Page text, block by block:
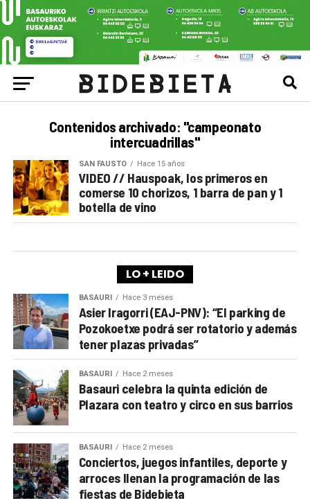
Contenidos archivado: "campeonato
intercuadrillas"
SAN FAUSTO Hace 15 años
VIDEO // Hauspoak, los primeros en
comerse 10 chorizos, 1 barra de pan y 1
botella de vino
LO + LEIDO
BASAURI Hace 3 meses
Asier Iragorri (EAJ-PNV): “El parking de
Pozokoetxe podrá ser rotatorio y además
tener plazas privadas”
BASAURI Hace 2 meses
Basauri celebra la quinta edición de
Plazara con teatro y circo en sus barrios
BASAURI Hace 2 meses
Conciertos, juegos infantiles, deporte y
arroces llenan la programación de las
fiestas de Bidebieta